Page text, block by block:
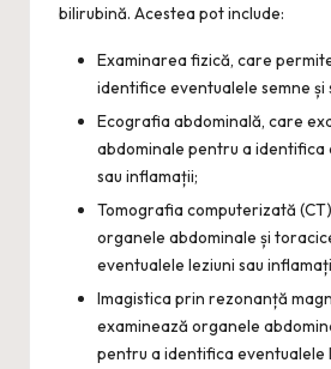
bilirubină. Acestea pot include:
Examinarea fizică, care
identifice eventualele semne și
Ecografia abdominală, care
abdominale pentru a identifica
sau inflamații;
Tomografia computerizată
organele abdominale și
eventualele leziuni sau
Imagistica prin rezonanță
examinează organele
pentru a identifica eventualele